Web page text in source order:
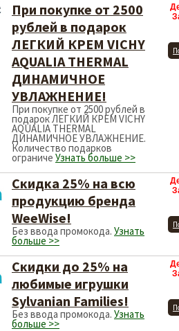
При покупке от 2500
рублей в подарок
ЛЕГКИЙ КРЕМ VICHY
AQUALIA THERMAL
ДИНАМИЧНОЕ
УВЛАЖНЕНИЕ!
При покупке от 2500 рублей в
подарок ЛЕГКИЙ КРЕМ VICHY
AQUALIA THERMAL
ДИНАМИЧНОЕ УВЛАЖНЕНИЕ.
Количество подарков
ограниче Узнать больше >>
Скидка 25% на всю
продукцию бренда
WeeWise!
Без ввода промокода. Узнать
больше >>
Скидки до 25% на
любимые игрушки
Sylvanian Families!
Без ввода промокода. Узнать
больше >>